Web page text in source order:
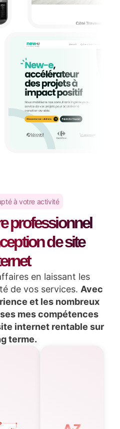
à votre activité
professionnel
de site
en laissant les
de vos services. Avec
et les nombreux
mes compétences
internet rentable sur
terme.